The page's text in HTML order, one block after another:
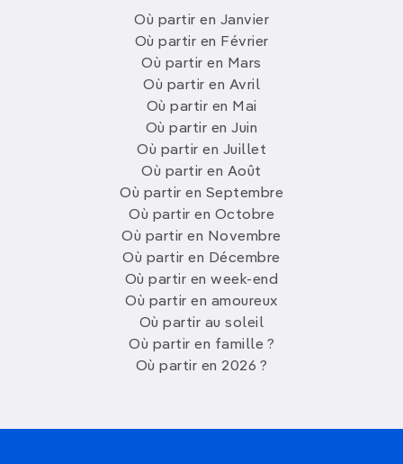
Où partir en Janvier
Où partir en Février
Où partir en Mars
Où partir en Avril
Où partir en Mai
Où partir en Juin
Où partir en Juillet
Où partir en Août
Où partir en Septembre
Où partir en Octobre
Où partir en Novembre
Où partir en Décembre
Où partir en week-end
Où partir en amoureux
Où partir au soleil
Où partir en famille ?
Où partir en 2026 ?